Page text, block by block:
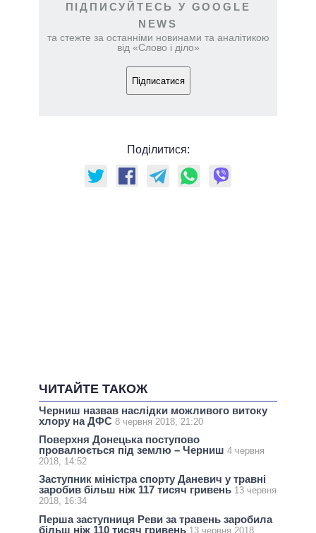
ПІДПИСУЙТЕСЬ У GOOGLE
NEWS
та стежте за останніми новинами та аналітикою
від «Слово і діло»
Підписатися
Поділитися:
ЧИТАЙТЕ ТАКОЖ
Черниш назвав наслідки можливого витоку
хлору на ДФС 8 червня 2018, 21:20
Поверхня Донецька поступово
провалюється під землю – Черниш 4 червня
2018, 14:52
Заступник міністра спорту Даневич у травні
заробив більш ніж 117 тисяч гривень 13 червня
2018, 16:34
Перша заступниця Реви за травень заробила
більш ніж 110 тисяч гривень 13 червня 2018,